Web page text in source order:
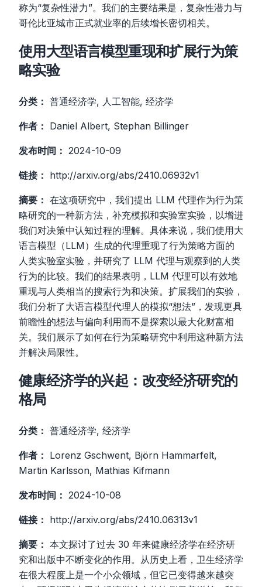
称为“复杂性潜力”。我们的主要结果是，复杂性潜力与
哥伦比亚城市正式就业率的后续增长密切相关。
使用大型语言模型重现和扩展行为策
略实验
分类： 普通经济学, 人工智能, 经济学
作者： Daniel Albert, Stephan Billinger
发布时间： 2024-10-09
链接： http://arxiv.org/abs/2410.06932v1
摘要： 在这项研究中，我们提出 LLM 代理作为行为策
略研究的一种新方法，补充模拟和实验室实验，以增进
我们对决策中认知过程的理解。具体来说，我们使用大
语言模型（LLM）生成的代理重现了行为策略方面的
人类实验室实验，并研究了 LLM 代理与观察到的人类
行为的比较。我们的结果表明，LLM 代理可以有效地
重现与人类相当的搜索行为和决策。扩展我们的实验，
我们分析了大语言模型代理人的模拟“想法”，发现更具
前瞻性的想法与偏向利用而不是探索以最大化财富相
关。我们展示了如何在行为策略研究中利用这种新方法
并解决局限性。
健康经济学的兴起：改变经济研究的
格局
分类： 普通经济学, 经济学
作者： Lorenz Gschwent, Björn Hammarfelt,
Martin Karlsson, Mathias Kifmann
发布时间： 2024-10-08
链接： http://arxiv.org/abs/2410.06313v1
摘要： 本文探讨了过去 30 年来健康经济学在经济研
究和出版中不断变化的作用。从历史上看，卫生经济学
在很大程度上是一个小众领域，但它已变得越来越突